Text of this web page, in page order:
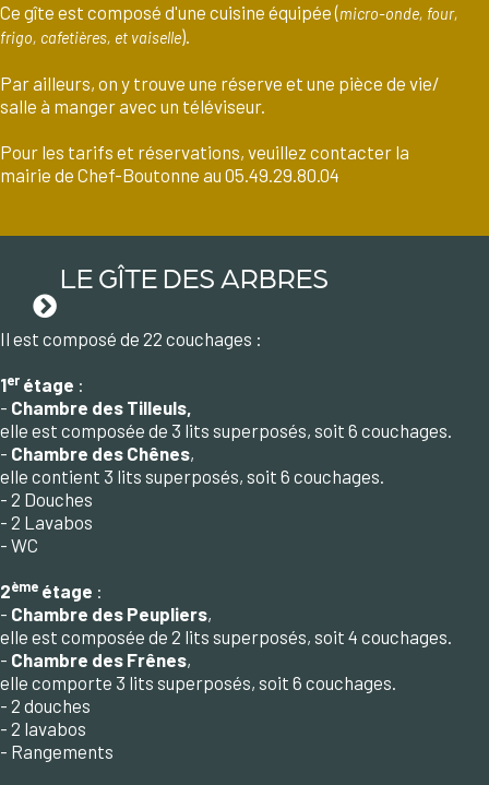
Ce gîte est composé d'une cuisine équipée (micro-onde, four,
frigo, cafetières, et vaiselle).
Par ailleurs, on y trouve une réserve et une pièce de vie/
salle à manger avec un téléviseur.
Pour les tarifs et réservations, veuillez contacter la
mairie de Chef-Boutonne au 05.49.29.80.04
LE GÎTE DES ARBRES
Il est composé de 22 couchages :
1er étage :
- Chambre des Tilleuls,
elle est composée de 3 lits superposés, soit 6 couchages.
- Chambre des Chênes,
elle contient 3 lits superposés, soit 6 couchages.
- 2 Douches
- 2 Lavabos
- WC
2ème étage :
- Chambre des Peupliers,
elle est composée de 2 lits superposés, soit 4 couchages.
- Chambre des Frênes,
elle comporte 3 lits superposés, soit 6 couchages.
- 2 douches
- 2 lavabos
- Rangements